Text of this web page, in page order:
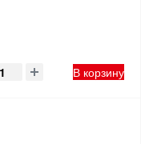
В корзину